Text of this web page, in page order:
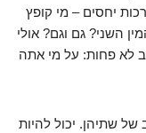
יחסים – מי קופץ
השני? גם וגם? אולי
לא פחות: על מי אתה
של שתיהן. יכול להיות